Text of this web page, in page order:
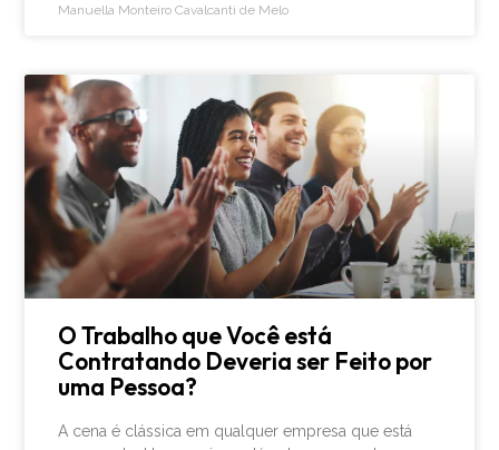
Manuella Monteiro Cavalcanti de Melo
O Trabalho que Você está
Contratando Deveria ser Feito por
uma Pessoa?
A cena é clássica em qualquer empresa que está